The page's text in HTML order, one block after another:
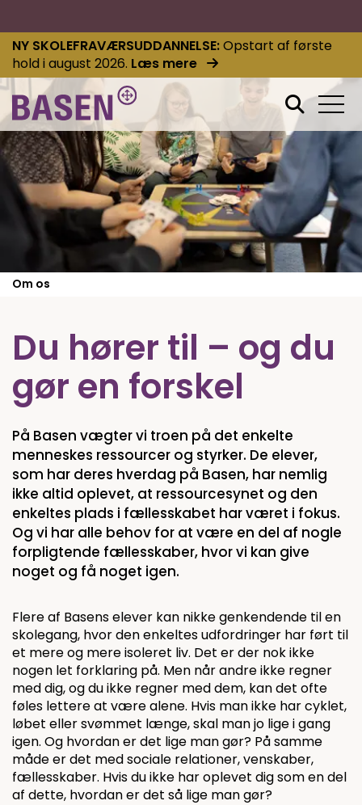
NY SKOLEFRAVÆRSUDDANNELSE Opstart af første
hold i august 2026. Læs mere
Om os
Du hører til – og du
gør en forskel
På Basen vægter vi troen på det enkelte
menneskes ressourcer og styrker. De elever,
som har deres hverdag på Basen, har nemlig
ikke altid oplevet, at ressourcesynet og den
enkeltes plads i fællesskabet har været i fokus.
Og vi har alle behov for at være en del af nogle
forpligtende fællesskaber, hvor vi kan give
noget og få noget igen.
Flere af Basens elever kan nikke genkendende til en
skolegang, hvor den enkeltes udfordringer har ført til
et mere og mere isoleret liv. Det er der nok ikke
nogen let forklaring på. Men når andre ikke regner
med dig, og du ikke regner med dem, kan det ofte
føles lettere at være alene. Hvis man ikke har cyklet,
løbet eller svømmet længe, skal man jo lige i gang
igen. Og hvordan er det lige man gør? På samme
måde er det med sociale relationer, venskaber,
fællesskaber. Hvis du ikke har oplevet dig som en del
af dette, hvordan er det så lige man gør?